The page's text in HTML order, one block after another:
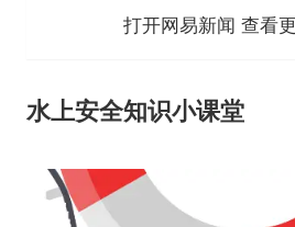
打开网易新闻 查看
水上安全知识小课堂